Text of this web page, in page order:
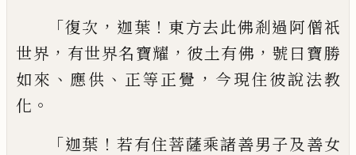
「復次 ， 迦葉 ！ 東方去此佛剎過阿僧祇
世界 ， 有世界名寶耀 ， 彼土有佛 ， 號曰寶勝
如來 、 應供 、 正等正覺 ， 今現住彼說法教
化 。
「迦葉 ！ 若有住菩薩乘諸善男子及善女